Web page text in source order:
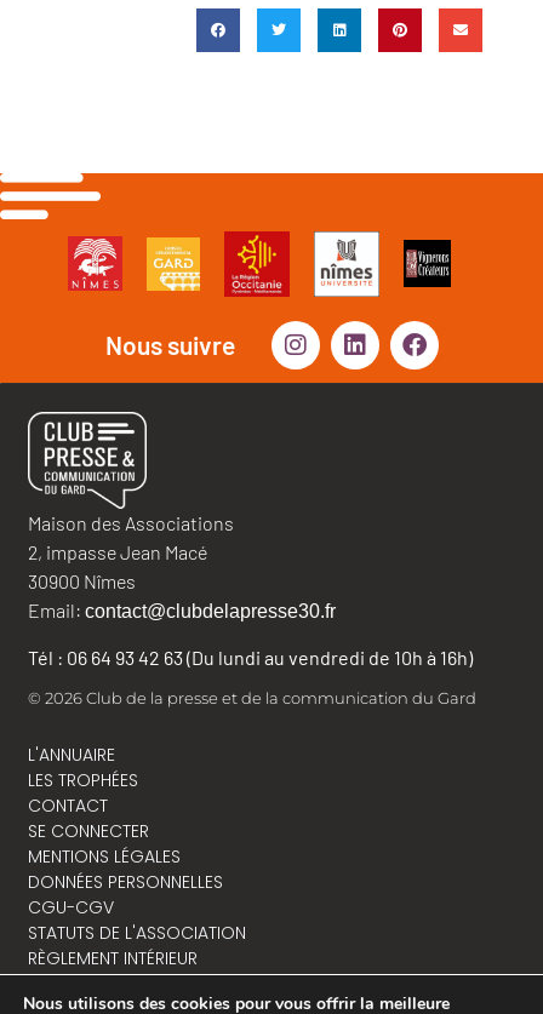
Nous suivre
Maison des Associations
2, impasse Jean Macé
30900 Nîmes
Email: contact@clubdelapresse30.fr
Tél : 06 64 93 42 63 (Du lundi au vendredi de 10h à 16h)
© 2026 Club de la presse et de la communication du Gard
L'ANNUAIRE
LES TROPHÉES
CONTACT
SE CONNECTER
MENTIONS LÉGALES
DONNÉES PERSONNELLES
CGU-CGV
STATUTS DE L'ASSOCIATION
RÈGLEMENT INTÉRIEUR
Nous utilisons des cookies pour vous offrir la meilleure